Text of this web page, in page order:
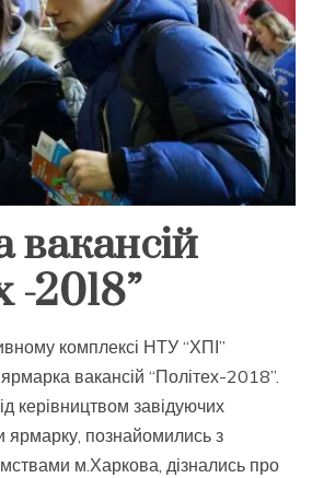
-2018”
комплексі НТУ “ХПІ”
вакансій “Політех-2018”.
керівництвом завідуючих
ярмарку, познайомились з
м.Харкова, дізнались про